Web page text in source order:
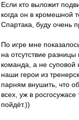
Если кто выложит
когда он в кромешной
Спартака, буду очень
По игре мне
на отсутствие
команда, а не суповой
наши герои из
парням внушить, что
всех, уж в
пойдёт.))